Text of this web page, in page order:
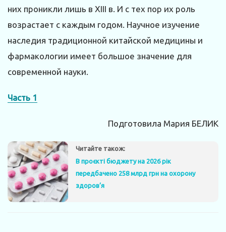
них проникли лишь в XIII в. И с тех пор их роль
возрастает с каждым годом. Научное изучение
наследия традиционной китайской медицины и
фармакологии имеет большое значение для
современной науки.
Часть 1
Подготовила Мария БЕЛИК
Читайте також:
В проєкті бюджету на 2026 рік
передбачено 258 млрд грн на охорону
здоров’я